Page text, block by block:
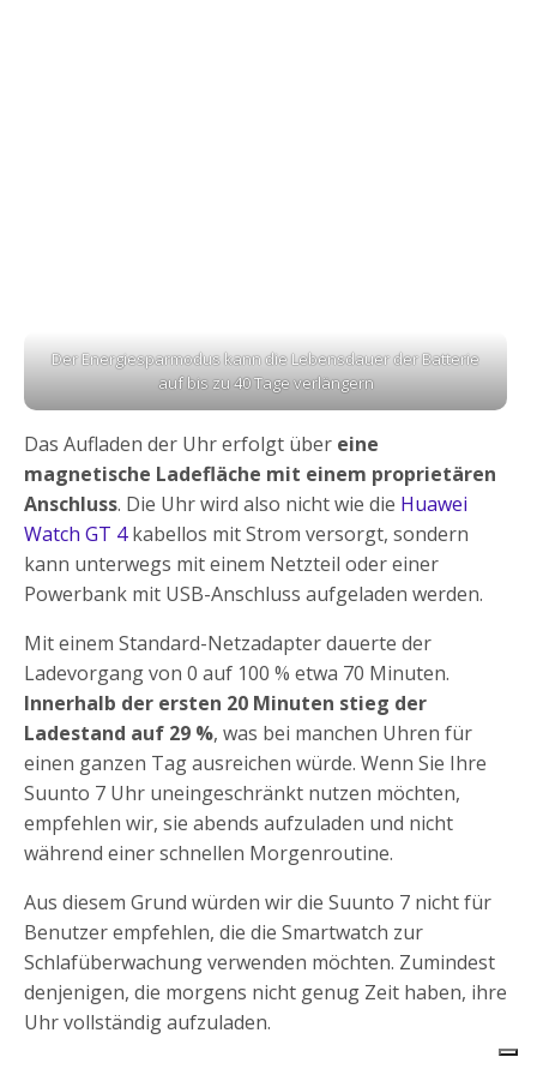
Der Energiesparmodus kann die Lebensdauer der Batterie
auf bis zu 40 Tage verlängern
Das Aufladen der Uhr erfolgt über eine
magnetische Ladefläche mit einem proprietären
Anschluss. Die Uhr wird also nicht wie die Huawei
Watch GT 4kabellos mit Strom versorgt, sondern
kann unterwegs mit einem Netzteil oder einer
Powerbank mit USB-Anschluss aufgeladen werden.
Mit einem Standard-Netzadapter dauerte der
Ladevorgang von 0 auf 100 % etwa 70 Minuten.
Innerhalb der ersten 20 Minuten stieg der
Ladestand auf 29 %, was bei manchen Uhren für
einen ganzen Tag ausreichen würde. Wenn Sie Ihre
Suunto 7 Uhr uneingeschränkt nutzen möchten,
empfehlen wir, sie abends aufzuladen und nicht
während einer schnellen Morgenroutine.
Aus diesem Grund würden wir die Suunto 7 nicht für
Benutzer empfehlen, die die Smartwatch zur
Schlafüberwachung verwenden möchten. Zumindest
denjenigen, die morgens nicht genug Zeit haben, ihre
Uhr vollständig aufzuladen.
Suunto 7 Titanium